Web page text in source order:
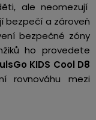
ale neomezují
bezpečí a zároveň
bezpečné zóny
ho provedete
KIDS Cool D8
rovnováhu mezi